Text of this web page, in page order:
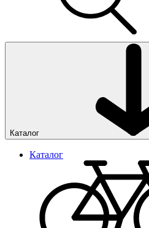
Каталог
Каталог